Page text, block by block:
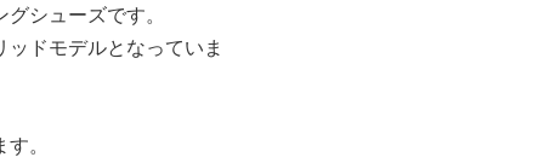
シューズです。
ドモデルとなっていま
。